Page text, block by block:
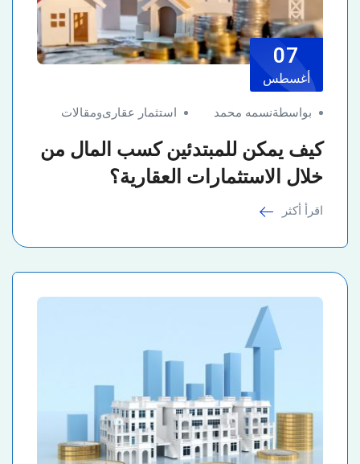
07
أغسطس
بواسطةنسمه محمد استثمار عقارىومقالات
كيف يمكن للمبتدئين كسب المال من
خلال الاستثمارات العقارية؟
اقرأ أكثر